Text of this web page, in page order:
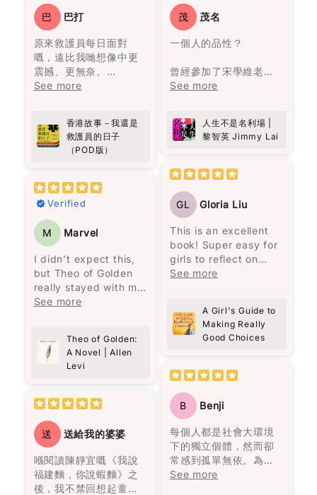
Star rating
Feedback *
Write 50 more characters and upload 1 more
photos review for
(Accepts .gif, .jpg, .png and 5MB limit)
Submit
巴 巴打
原來救護員每日面對
嘅，遠比我哋想像中更
震撼、更無奈。
作者用真實經歷寫出香
命同人性。
向救護員致敬!
See more
香港故事－我還是
救護員的日子
（POD版）
Verified
M Marvel
I didn’t expect this,
but Theo of Golden
really stayed with me.
There’s something
almost unreal, but in
a good way. Like
someone you wish
one point I even
looking at “the face
of heaven.” And yes,
I kind of hope this
becomes a movie
someday.
See more
Theo of Golden:
A Novel | Allen
Levi
送 送給我的婆婆
喺閱讀陳靜宜嘅《我說
福建麵，你說蝦麵》之
後，我不禁回想起童年
importance of
resilience in the face
looking for a
will leave you
inspired, "Selma" is
picking up.
中的經歷中得出的結論
是，不必太在意這些關
夠了。
故事圍繞著一個在沼澤
旁的村莊——馬孔多的
奧雷里亞諾帶領一群人
來到此地，決定在這裡
一開始我不太適應這種
說書人的敍述方式。但
是隨著閱讀的進行，我
被流暢無阻的敍述方式
所吸引，人物視角轉換
無間斷，是一次非常愉
快的閱讀體驗，讓我完
全沉浸在馬孔多興衰與
馬奎斯的敍述風格給我
個寂靜的夜晚，依著一
悠地回憶著一個已被人
遺忘的村莊。低沉的嗓
音、悲慘的氣息、熾熱
的慾望、漫長的孤獨，
都在老者的話語間一一
呈現，那個曾經繁榮一
茂 茂名
一個人的品性？
曾經參加了宋學維老師
的線上課程，聽到他對
決定找來《人生不是名
利場》一書閱讀。這本
分為兩部分，第一部分
文章，第二部分是26篇
時事評論。這本書沒有
傳統的序言或導讀，讓
讀者可以與作者對話，
重新認識黎智英。
為“No pain no gain的
人生哲理只是老生常談
的迷信。”（頁25）他強
經歷，而是人格特質。
例如，他到香港後很少
看中文書，因為“學英文
有飯吃，有空只會拿著
英文書刨，有飯吃緊
要。”（頁37）他的批判
性思考、功利而不唯
利、專注自律，都顯示
了他的人格特質。
See more
人生不是名利場 |
黎智英 Jimmy Lai
GL Gloria Liu
This is an excellent
book! Super easy for
girls to reflect on
what they are, who
Elizabeth George is
excellent at
reflecting, while girls
God and become a
better childhood! I
really recommend this
book!!!
See more
A Girl's Guide to
Making Really
Good Choices
B Benji
每個人都是社會大環境
下的獨立個體，然而卻
常感到孤單無依。為了
擺脫這份寂寞，我們努
See more